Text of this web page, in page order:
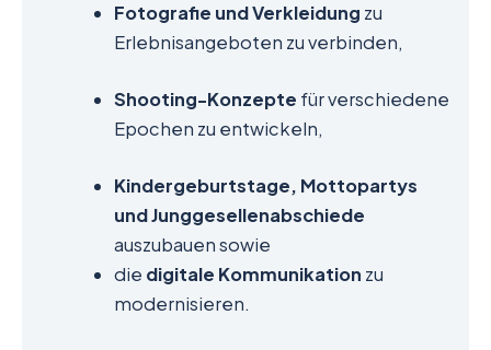
Fotografie und Verkleidung zu
Erlebnisangeboten zu verbinden,
Shooting-Konzepte für verschiedene
Epochen zu entwickeln,
Kindergeburtstage, Mottopartys
und Junggesellenabschiede
auszubauen sowie
die digitale Kommunikation zu
modernisieren.